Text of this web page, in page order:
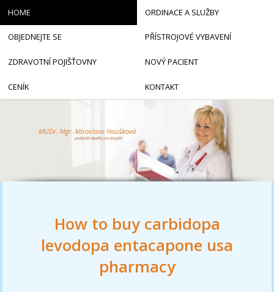
How to buy carbidopa
levodopa entacapone usa
pharmacy
HOME ORDINACE A SLUŽBY
OBJEDNEJTE SE PŘÍSTROJOVÉ VYBAVENÍ
ZDRAVOTNÍ POJIŠŤOVNY NOVÝ PACIENT
CENÍK KONTAKT